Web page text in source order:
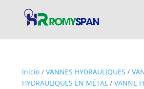
Inicio/ VANNES HYDRAULIQUES /
HYDRAULIQUES EN MÉTAL/ VANNE